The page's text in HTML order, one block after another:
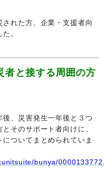
れた方、企業・支援者向
。
者と接する周囲の方
、災害発生一年後と３つ
そのサポート者向けに、
ついてまとめられていま
bunya/